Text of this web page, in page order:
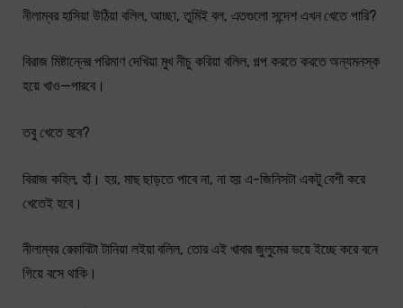
নীলাম্বর হাসিয়া উঠিয়া বলিল, আচ্ছা, তুমিই বল, এতগুলো সন্দেশ এখন খেতে পারি?
বিরাজ মিষ্টান্নের পরিমাণ দেখিয়া মুখ নীচু করিয়া বলিল, গল্প করতে করতে অন্যমনস্ক
হয়ে খাও—পারবে।
তবু খেতে হবে?
বিরাজ কহিল, হাঁ। হয়, মাছ ছাড়তে পাবে না, না হয় এ-জিনিসটা একটু বেশী করে
খেতেই হবে।
নীলাম্বর রেকাবিটা টানিয়া লইয়া বলিল, তোর এই খাবার জুলুমের ভয়ে ইচ্ছে করে বনে
গিয়ে বসে থাকি।